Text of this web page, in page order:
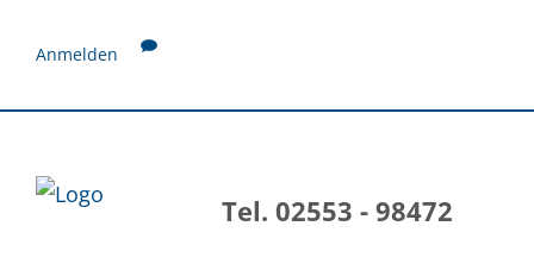
Anmelden
Tel. 02553 - 98472